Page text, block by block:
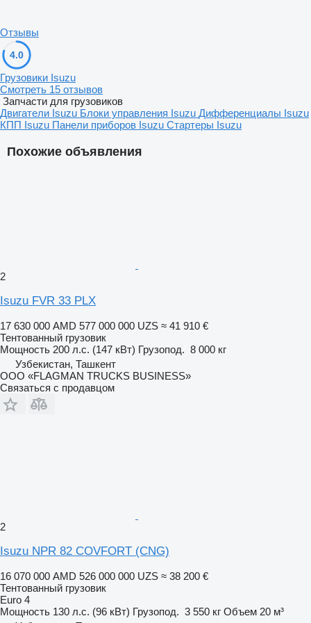
Похожие объявления
2
Isuzu FVR 33 PLX
17 630 000 AMD 577 000 000 UZS ≈ 41 910 €
Тентованный грузовик
Мощность 200 л.с. (147 кВт) Грузопод. 8 000 кг
Узбекистан, Ташкент
ООО «FLAGMAN TRUCKS BUSINESS»
Связаться с продавцом
2
Isuzu NPR 82 COVFORT (CNG)
16 070 000 AMD 526 000 000 UZS ≈ 38 200 €
Тентованный грузовик
Euro 4
Мощность 130 л.с. (96 кВт) Грузопод. 3 550 кг Объем 20 м³
Отзывы
4.0
Грузовики Isuzu
Смотреть 15 отзывов
Запчасти для грузовиков
Двигатели Isuzu Блоки управления Isuzu Дифференциалы Isuzu
КПП Isuzu Панели приборов Isuzu Стартеры Isuzu